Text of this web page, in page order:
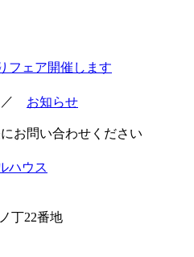
フェア開催します
お知らせ
お問い合わせください
ハウス
丁22番地